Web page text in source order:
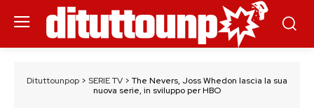
Dituttounpop > SERIE TV > The Nevers, Joss Whedon lascia la sua
nuova serie, in sviluppo per HBO